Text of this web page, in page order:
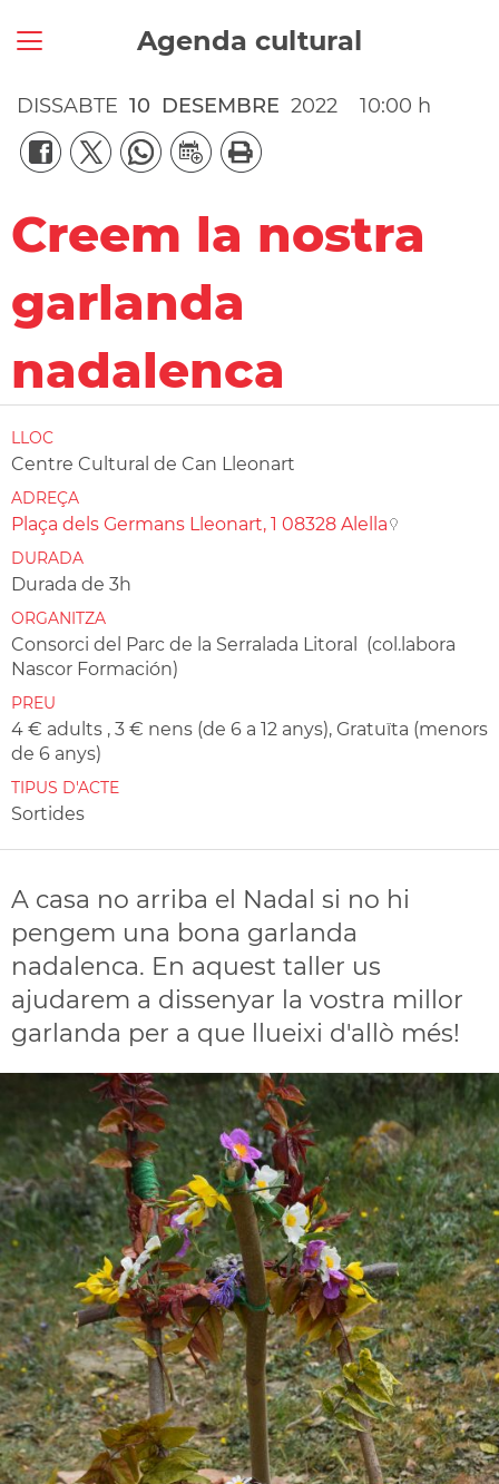
Agenda cultural
DISSABTE 10 DESEMBRE 2022 10:00 h
Creem la nostra
garlanda
nadalenca
LLOC
Centre Cultural de Can Lleonart
ADREÇA
Plaça dels Germans Lleonart, 1 08328 Alella
DURADA
Durada de 3h
ORGANITZA
Consorci del Parc de la Serralada Litoral (col.labora
Nascor Formación)
PREU
4 € adults , 3 € nens (de 6 a 12 anys), Gratuïta (menors
de 6 anys)
TIPUS D'ACTE
Sortides
A casa no arriba el Nadal si no hi
pengem una bona garlanda
nadalenca. En aquest taller us
ajudarem a dissenyar la vostra millor
garlanda per a que llueixi d'allò més!